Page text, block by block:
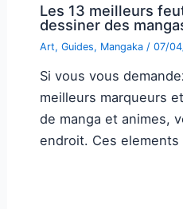
Les 13 meilleurs
dessiner des
Art, Guides, Mangaka/ 07/
Si vous vous
meilleurs marqueurs
de manga et animes,
endroit. Ces